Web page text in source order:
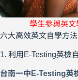
學生參與英
六大高效英文自學方法
1. 利用E-Testing英檢
台南一中E-Testing英